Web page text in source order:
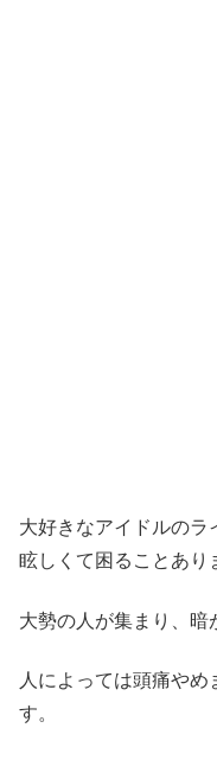
大好きなアイドルの
眩しくて困ることあり
大勢の人が集まり、暗
人によっては頭痛や
す。